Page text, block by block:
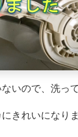
いので、洗っ
きれいになり